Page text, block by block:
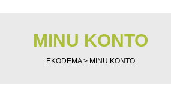
MINU KONTO
EKODEMA> MINU KONTO